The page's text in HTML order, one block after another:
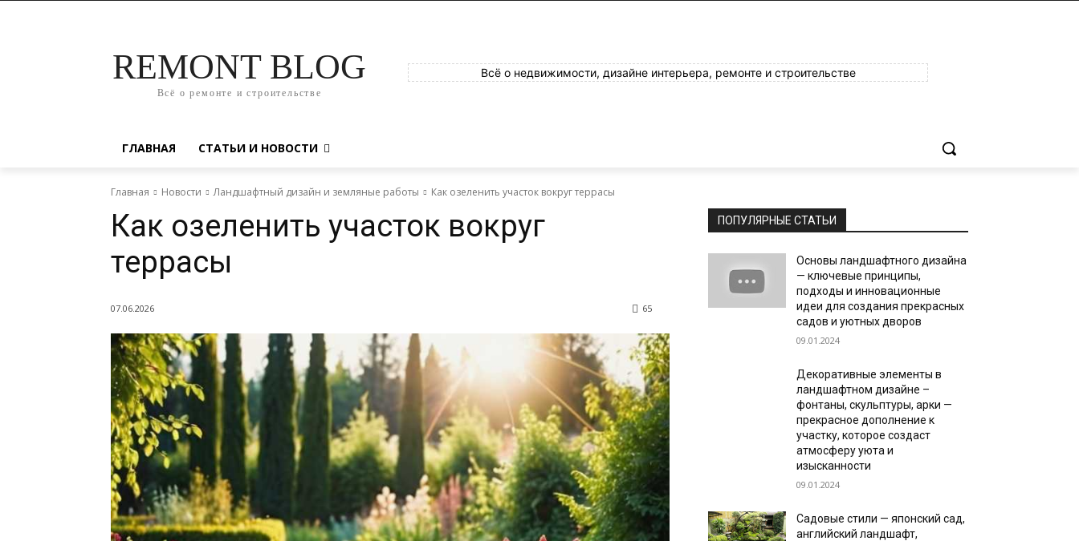
REMONT BLOG
Всё о ремонте и строительстве
Всё о недвижимости, дизайне интерьера, ремонте и строительстве
ГЛАВНАЯ СТАТЬИ И НОВОСТИ
Главная Новости Ландшафтный дизайн и земляные работы Как озеленить участок вокруг террасы
Как озеленить участок вокруг
террасы
07.06.2026 65
ПОПУЛЯРНЫЕ СТАТЬИ
Основы ландшафтного дизайна
— ключевые принципы,
подходы и инновационные
идеи для создания прекрасных
садов и уютных дворов
09.01.2024
Декоративные элементы в
ландшафтном дизайне –
фонтаны, скульптуры, арки —
прекрасное дополнение к
участку, которое создаст
атмосферу уюта и
изысканности
09.01.2024
Садовые стили — японский сад,
английский ландшафт,